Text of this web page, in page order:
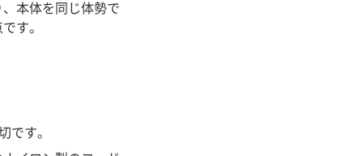
本体を同じ体勢で
す。
です。